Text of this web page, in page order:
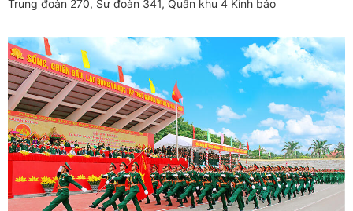
Trung đoàn 270, Sư đoàn 341, Quân khu 4 Kính báo